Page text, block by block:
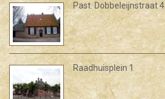
Past. Dobbeleijnstraat 4
Raadhuisplein 1